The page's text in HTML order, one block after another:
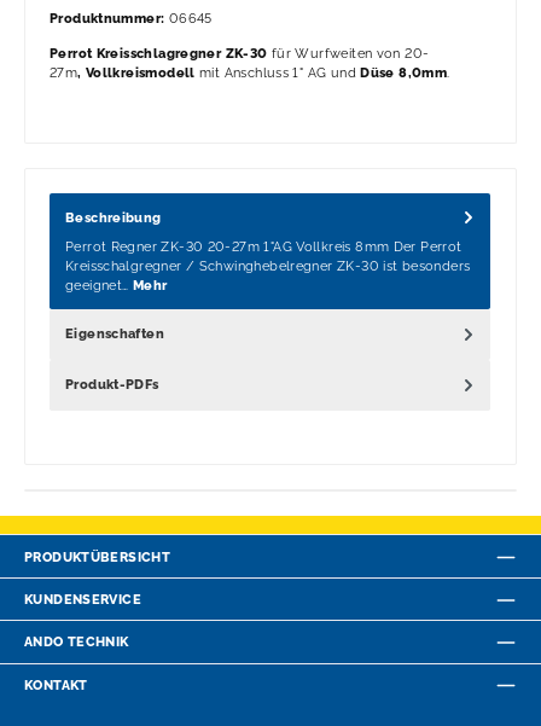
Produktnummer: 06645
Perrot Kreisschlagregner ZK-30 für Wurfweiten von 20-
27m, Vollkreismodell mit Anschluss 1" AG undDüse 8,0mm.
Beschreibung
Perrot Regner ZK-30 20-27m 1"AG Vollkreis 8mm Der Perrot
Kreisschalgregner / Schwinghebelregner ZK-30 ist besonders
geeignet… Mehr
Eigenschaften
Produkt-PDFs
PRODUKTÜBERSICHT
KUNDENSERVICE
ANDO TECHNIK
KONTAKT